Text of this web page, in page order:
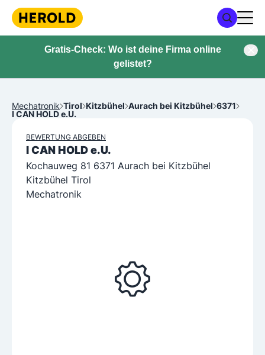
Gratis-Check: Wo ist deine Firma online
gelistet?
Mechatronik Tirol Kitzbühel Aurach bei Kitzbühel 6371
I CAN HOLD e.U.
BEWERTUNG ABGEBEN
I CAN HOLD e.U.
Kochauweg 81 6371 Aurach bei Kitzbühel
Kitzbühel Tirol
Mechatronik